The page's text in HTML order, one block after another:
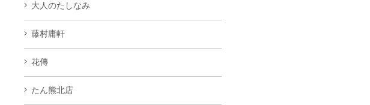
大人のたしなみ
藤村庸軒
花傳
たん熊北店